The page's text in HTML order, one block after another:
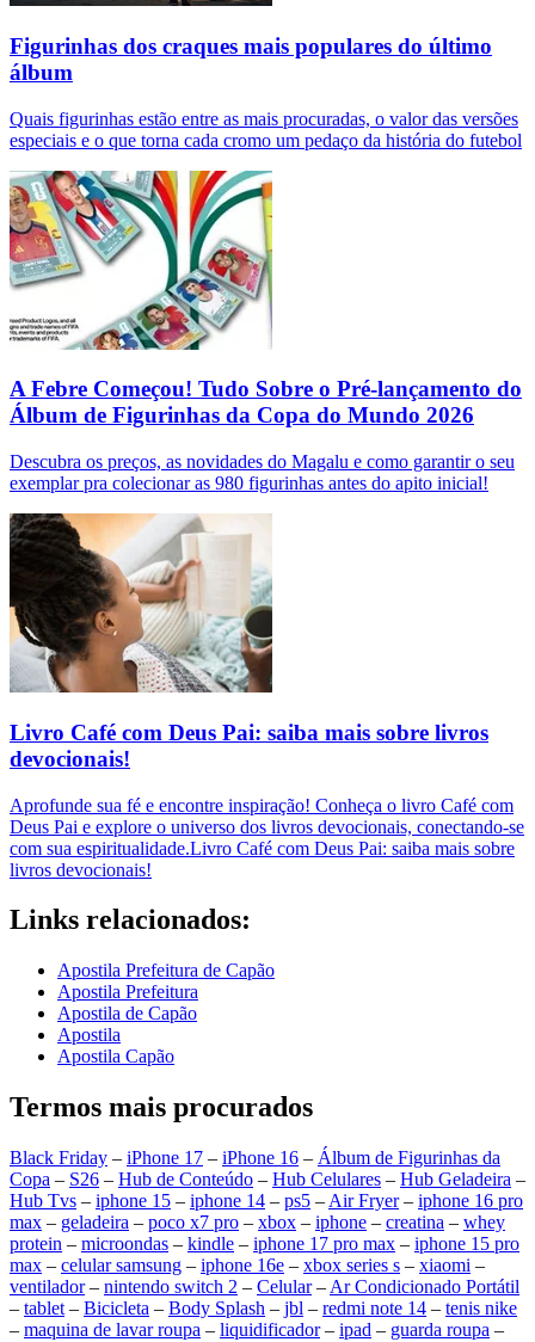
Figurinhas dos craques mais populares do último
álbum
Quais figurinhas estão entre as mais procuradas, o valor das versões
especiais e o que torna cada cromo um pedaço da história do futebol
A Febre Começou! Tudo Sobre o Pré-lançamento do
Álbum de Figurinhas da Copa do Mundo 2026
Descubra os preços, as novidades do Magalu e como garantir o seu
exemplar pra colecionar as 980 figurinhas antes do apito inicial!
Livro Café com Deus Pai: saiba mais sobre livros
devocionais!
Aprofunde sua fé e encontre inspiração! Conheça o livro Café com
Deus Pai e explore o universo dos livros devocionais, conectando-se
com sua espiritualidade.Livro Café com Deus Pai: saiba mais sobre
livros devocionais!
Links relacionados:
Apostila Prefeitura de Capão
Apostila Prefeitura
Apostila de Capão
Apostila
Apostila Capão
Termos mais procurados
Black Friday – iPhone 17 – iPhone 16 – Álbum de Figurinhas da
Copa – S26 – Hub de Conteúdo – Hub Celulares – Hub Geladeira –
Hub Tvs – iphone 15 – iphone 14 – ps5 – Air Fryer– iphone 16 pro
max – geladeira – poco x7 pro – xbox – iphone – creatina – whey
protein – microondas – kindle – iphone 17 pro max – iphone 15 pro
max – celular samsung – iphone 16e – xbox series s – xiaomi –
ventilador– nintendo switch 2 – Celular– Ar Condicionado Portátil
– tablet – Bicicleta – Body Splash – jbl – redmi note 14 – tenis nike
– maquina de lavar roupa – liquidificador– ipad – guarda roupa –